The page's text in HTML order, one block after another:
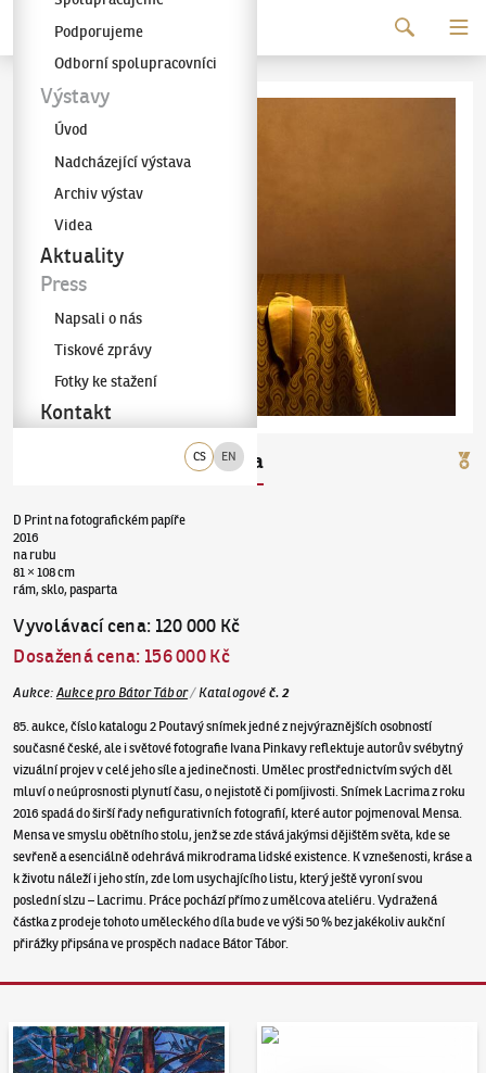
Galerie KODL
CS EN
Podporujeme
Odborní spolupracovníci
Výstavy
Úvod
Nadcházející výstava
Archiv výstav
Videa
Aktuality
Press
Napsali o nás
Tiskové zprávy
Fotky ke stažení
Kontakt
(✱ 1961)Lacrima
D Print na fotografickém papíře
2016
na rubu
81 × 108 cm
rám, sklo, pasparta
Vyvolávací cena: 120 000 Kč
Dosažená cena: 156 000 Kč
Aukce: Aukce pro Bátor Tábor/ Katalogové č.2
85. aukce, číslo katalogu 2 Poutavý snímek jedné z nejvýraznějších osobností
současné české, ale i světové fotografie Ivana Pinkavy reflektuje autorův svébytný
vizuální projev v celé jeho síle a jedinečnosti. Umělec prostřednictvím svých děl
mluví o neúprosnosti plynutí času, o nejistotě či pomíjivosti. Snímek Lacrima z roku
2016 spadá do širší řady nefigurativních fotografií, které autor pojmenoval Mensa.
Mensa ve smyslu obětního stolu, jenž se zde stává jakýmsi dějištěm světa, kde se
sevřeně a esenciálně odehrává mikrodrama lidské existence. K vznešenosti, kráse a
k životu náleží i jeho stín, zde lom usychajícího listu, který ještě vyroní svou
poslední slzu – Lacrimu. Práce pochází přímo z umělcova ateliéru. Vydražená
částka z prodeje tohoto uměleckého díla bude ve výši 50 % bez jakékoliv aukční
přirážky připsána ve prospěch nadace Bátor Tábor.
Aukční den 95 Dražit online - Artslimit